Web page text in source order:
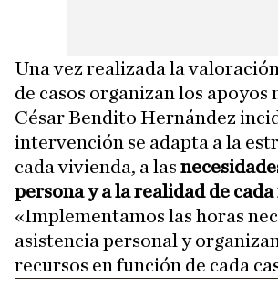
Una vez realizada la
de casos organizan los apoyos
César Bendito Hernández
intervención se adapta a la
cada vivienda, a las
persona y a la realidad de
«Implementamos las horas
asistencia personal y
recursos en función de cada